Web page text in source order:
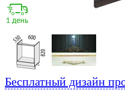
Бесплатный дизайн